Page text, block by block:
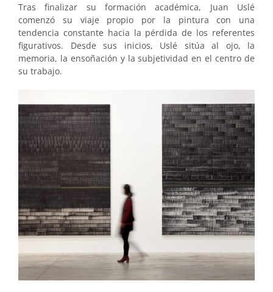
Tras finalizar su formación académica, Juan Uslé
comenzó su viaje propio por la pintura con una
tendencia constante hacia la pérdida de los referentes
figurativos. Desde sus inicios, Uslé sitúa al ojo, la
memoria, la ensoñación y la subjetividad en el centro de
su trabajo.